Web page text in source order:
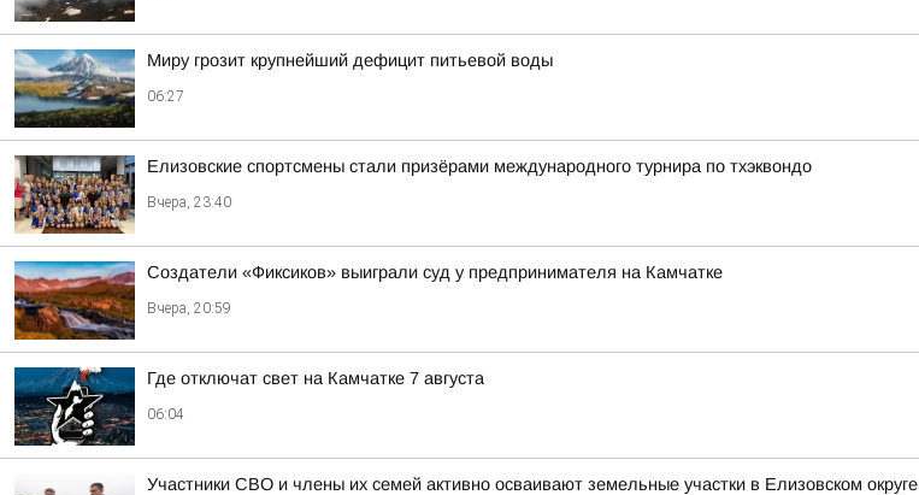
Миру грозит крупнейший дефицит питьевой воды
06:27
Елизовские спортсмены стали призёрами международного турнира по тхэквондо
Вчера, 23:40
Создатели «Фиксиков» выиграли суд у предпринимателя на Камчатке
Вчера, 20:59
Где отключат свет на Камчатке 7 августа
06:04
Участники СВО и члены их семей активно осваивают земельные участки в Елизовском округе